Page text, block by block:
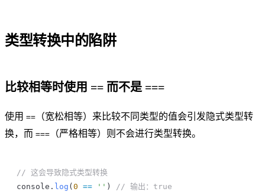
类型转换中的陷阱
比较相等时使用 == 而不是 ===
使用 == （宽松相等）来比较不同类型的值会引发隐式类型转
换，而 === （严格相等）则不会进行类型转换。
// 这会导致隐式类型转换
console . log ( 0 == '' )
// 输出：true